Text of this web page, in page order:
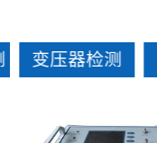
变压器检测